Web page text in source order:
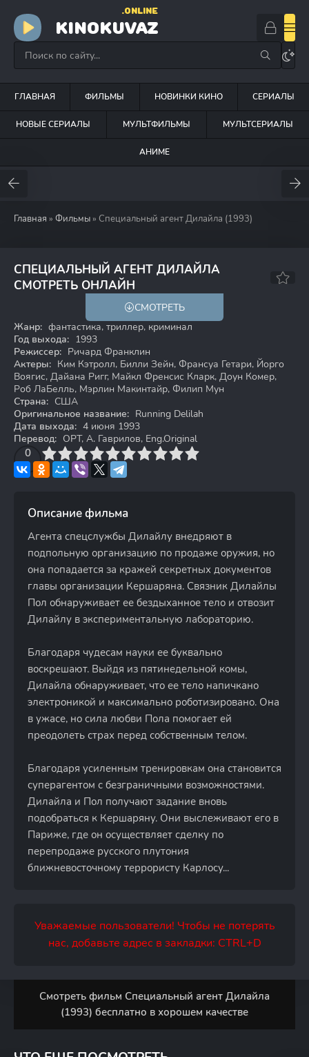
KINOKUVAZ
.ONLINE
ГЛАВНАЯ ФИЛЬМЫ НОВИНКИ КИНО СЕРИАЛЫ
НОВЫЕ СЕРИАЛЫ МУЛЬТФИЛЬМЫ МУЛЬТСЕРИАЛЫ
АНИМЕ
Главная » Фильмы » Специальный агент Дилайла (1993)
СПЕЦИАЛЬНЫЙ АГЕНТ ДИЛАЙЛА
СМОТРЕТЬ ОНЛАЙН
СМОТРЕТЬ
Жанр: фантастика, триллер, криминал
Год выхода: 1993
Режиссер: Ричард Франклин
Актеры: Ким Кэтролл, Билли Зейн, Франсуа Гетари, Йорго
Воягис, Дайана Ригг, Майкл Френсис Кларк, Доун Комер,
Роб ЛаБелль, Мэрлин Макинтайр, Филип Мун
Страна: США
Оригинальное название: Running Delilah
Дата выхода: 4 июня 1993
Перевод: ОРТ, А. Гаврилов, Eng.Original
0
4 6 7 8 9 10
Описание фильма
Агента спецслужбы Дилайлу внедряют в
подпольную организацию по продаже оружия, но
она попадается за кражей секретных документов
главы организации Кершаряна. Связник Дилайлы
Пол обнаруживает ее бездыханное тело и отвозит
Дилайлу в экспериментальную лабораторию.
Благодаря чудесам науки ее буквально
воскрешают. Выйдя из пятинедельной комы,
Дилайла обнаруживает, что ее тело напичкано
электроникой и максимально роботизировано. Она
в ужасе, но сила любви Пола помогает ей
преодолеть страх перед собственным телом.
Благодаря усиленным тренировкам она становится
суперагентом с безграничными возможностями.
Дилайла и Пол получают задание вновь
подобраться к Кершаряну. Они выслеживают его в
Париже, где он осуществляет сделку по
перепродаже русского плутония
ближневосточному террористу Карлосу...
Уважаемые пользователи! Чтобы не потерять
нас, добавьте адрес в закладки: CTRL+D
Смотреть фильм Специальный агент Дилайла
(1993) бесплатно в хорошем качестве